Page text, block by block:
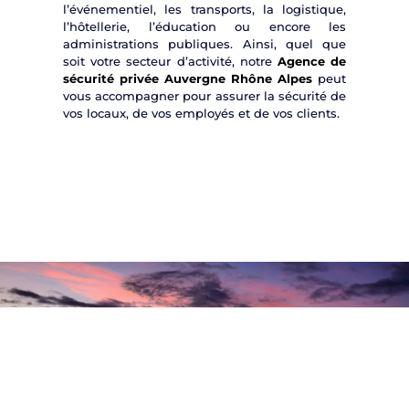
l’événementiel, les transports, la logistique,
l’hôtellerie, l’éducation ou encore les
administrations publiques. Ainsi, quel que
soit votre secteur d’activité, notre Agence de
sécurité privée Auvergne Rhône Alpes peut
vous accompagner pour assurer la sécurité de
vos locaux, de vos employés et de vos clients.